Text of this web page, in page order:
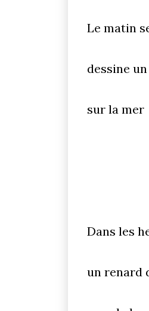
Le matin
dessine
sur la mer
Dans les
un renard